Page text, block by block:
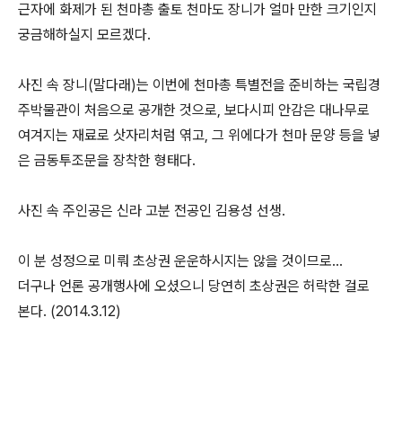
근자에 화제가 된 천마총 출토 천마도 장니가 얼마 만한 크기인지
궁금해하실지 모르겠다.
사진 속 장니(말다래)는 이번에 천마총 특별전을 준비하는 국립경
주박물관이 처음으로 공개한 것으로, 보다시피 안감은 대나무로
여겨지는 재료로 삿자리처럼 엮고, 그 위에다가 천마 문양 등을 넣
은 금동투조문을 장착한 형태다.
사진 속 주인공은 신라 고분 전공인 김용성 선생.
이 분 성정으로 미뤄 초상권 운운하시지는 않을 것이므로...
더구나 언론 공개행사에 오셨으니 당연히 초상권은 허락한 걸로
본다. (2014.3.12)